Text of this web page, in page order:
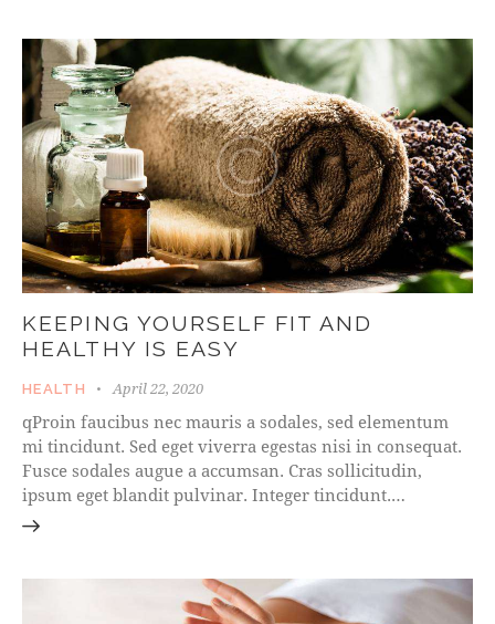
KEEPING YOURSELF FIT AND
HEALTHY IS EASY
HEALTH April 22, 2020
qProin faucibus nec mauris a sodales, sed elementum
mi tincidunt. Sed eget viverra egestas nisi in consequat.
Fusce sodales augue a accumsan. Cras sollicitudin,
ipsum eget blandit pulvinar. Integer tincidunt.…